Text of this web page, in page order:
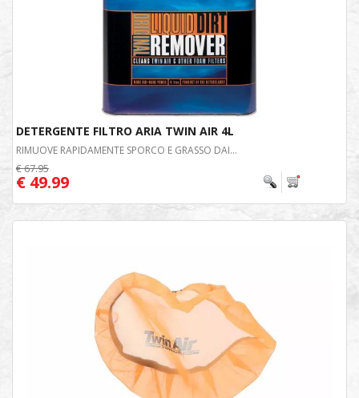
DETERGENTE FILTRO ARIA TWIN AIR 4L
RIMUOVE RAPIDAMENTE SPORCO E GRASSO DAI...
€ 67.95
€ 49.99